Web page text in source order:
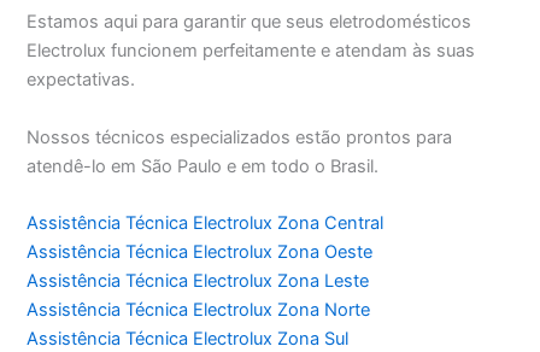
Estamos aqui para garantir que seus eletrodomésticos
Electrolux funcionem perfeitamente e atendam às suas
expectativas.
Nossos técnicos especializados estão prontos para
atendê-lo em São Paulo e em todo o Brasil.
Assistência Técnica Electrolux Zona Central
Assistência Técnica Electrolux Zona Oeste
Assistência Técnica Electrolux Zona Leste
Assistência Técnica Electrolux Zona Norte
Assistência Técnica Electrolux Zona Sul